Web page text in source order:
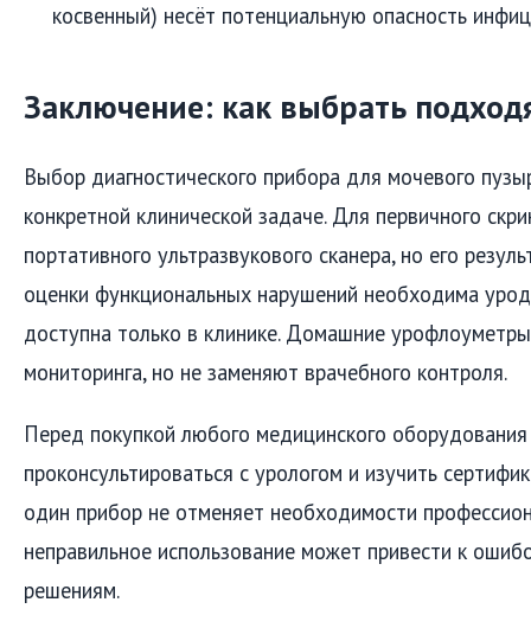
косвенный) несёт потенциальную опасность
Заключение: как выбрать
Выбор диагностического прибора для мочевого
конкретной клинической задаче. Для первичного
портативного ультразвукового сканера, но его
оценки функциональных нарушений необходима
доступна только в клинике. Домашние
мониторинга, но не заменяют врачебного контроля.
Перед покупкой любого медицинского
проконсультироваться с урологом и изучить
один прибор не отменяет необходимости
неправильное использование может привести к
решениям.